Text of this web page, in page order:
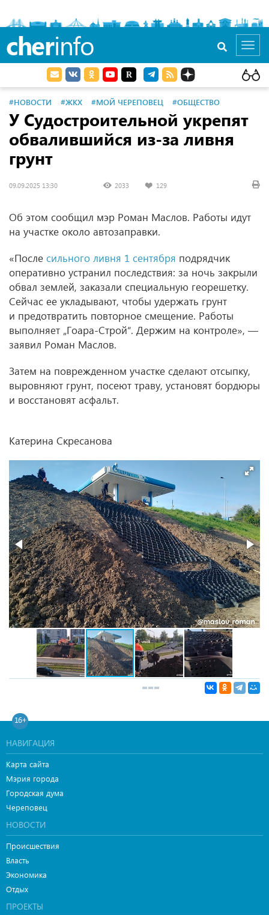
cherinfo
#НОВОСТИ #ЖКХ #МОЙ ЧЕРЕПОВЕЦ #ОБЩЕСТВО
У Судостроительной укрепят
обвалившийся из-за ливня
грунт
09.09.2025 13:30 2033 129
Об этом сообщил мэр Роман Маслов. Работы идут
на участке около автозаправки.
«После сильного ливня 1 сентября подрядчик
оперативно устранил последствия: за ночь закрыли
обвал землей, заказали специальную георешетку.
Сейчас ее укладывают, чтобы удержать грунт
и предотвратить повторное смещение. Работы
выполняет „Гоара-Строй“. Держим на контроле», —
заявил Роман Маслов.
Затем на поврежденном участке сделают отсыпку,
выровняют грунт, посеют траву, установят бордюры
и восстановят асфальт.
Катерина Скресанова
16+
НАВИГАЦИЯ
Карта сайта
Мэрия города
Городская дума
Череповец
НОВОСТИ
Происшествия
Власть
Экономика
Отдых
ПРОЕКТЫ